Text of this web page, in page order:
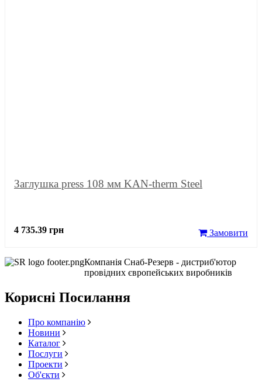
Заглушка press 108 мм KAN-therm Steel
4 735.39 грн Замовити
Компанія Снаб-Резерв - дистриб'ютор
провідних європейських виробників
Корисні Посилання
Про компанію
Новини
Каталог
Послуги
Проекти
Об'єкти